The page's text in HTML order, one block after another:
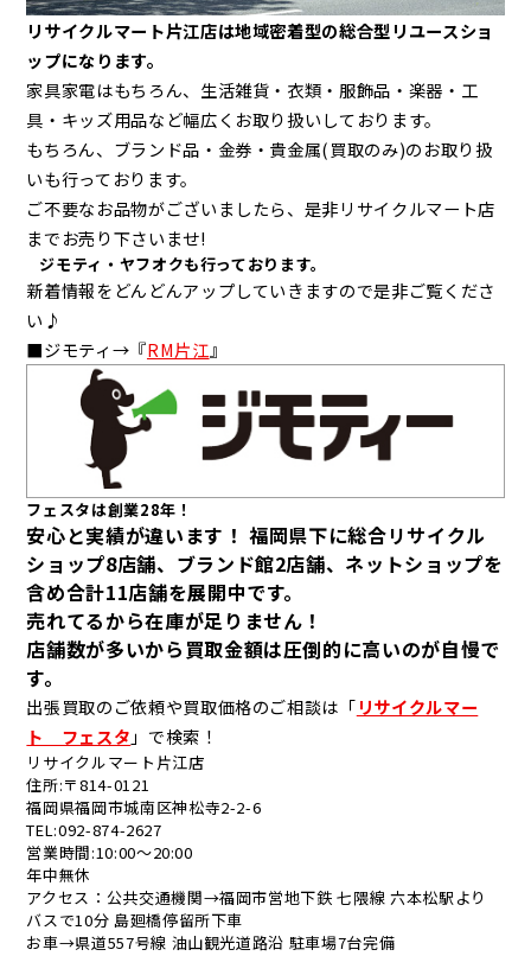
リサイクルマート片江店は地域密着型の総合型リユースショ
ップになります。
家具家電はもちろん、生活雑貨・衣類・服飾品・楽器・工
具・キッズ用品など幅広くお取り扱いしております。
もちろん、ブランド品・金券・貴金属(買取のみ)のお取り扱
いも行っております。
ご不要なお品物がございましたら、是非リサイクルマート店
までお売り下さいませ!
ジモティ・ヤフオクも行っております。
新着情報をどんどんアップしていきますので是非ご覧くださ
い♪
■ジモティ→『RM片江』
フェスタは創業28年！
安心と実績が違います！ 福岡県下に総合リサイクル
ショップ8店舗、ブランド館2店舗、ネットショップを
含め合計11店舗を展開中です。
売れてるから在庫が足りません！
店舗数が多いから買取金額は圧倒的に高いのが自慢で
す。
出張買取のご依頼や買取価格のご相談は「リサイクルマー
ト フェスタ 」で検索！
リサイクルマート片江店
住所:〒814-0121
福岡県福岡市城南区神松寺2-2-6
TEL:092-874-2627
営業時間:10:00～20:00
年中無休
アクセス：公共交通機関→福岡市営地下鉄 七隈線 六本松駅より
バスで10分 島廻橋停留所下車
お車→県道557号線 油山観光道路沿 駐車場7台完備